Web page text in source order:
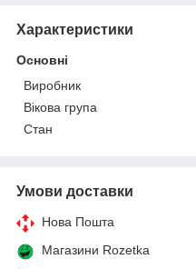
Характеристики
Основні
Виробник
Вікова група
Стан
Умови доставки
Нова Пошта
Магазини Rozetka